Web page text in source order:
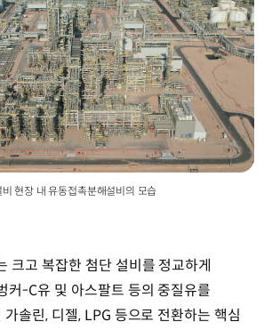
현장 내 유동접촉분해설비의 모습
크고 복잡한 첨단 설비를 정교하게
커-C유 및 아스팔트 등의 중질유를
솔린, 디젤, LPG 등으로 전환하는 핵심